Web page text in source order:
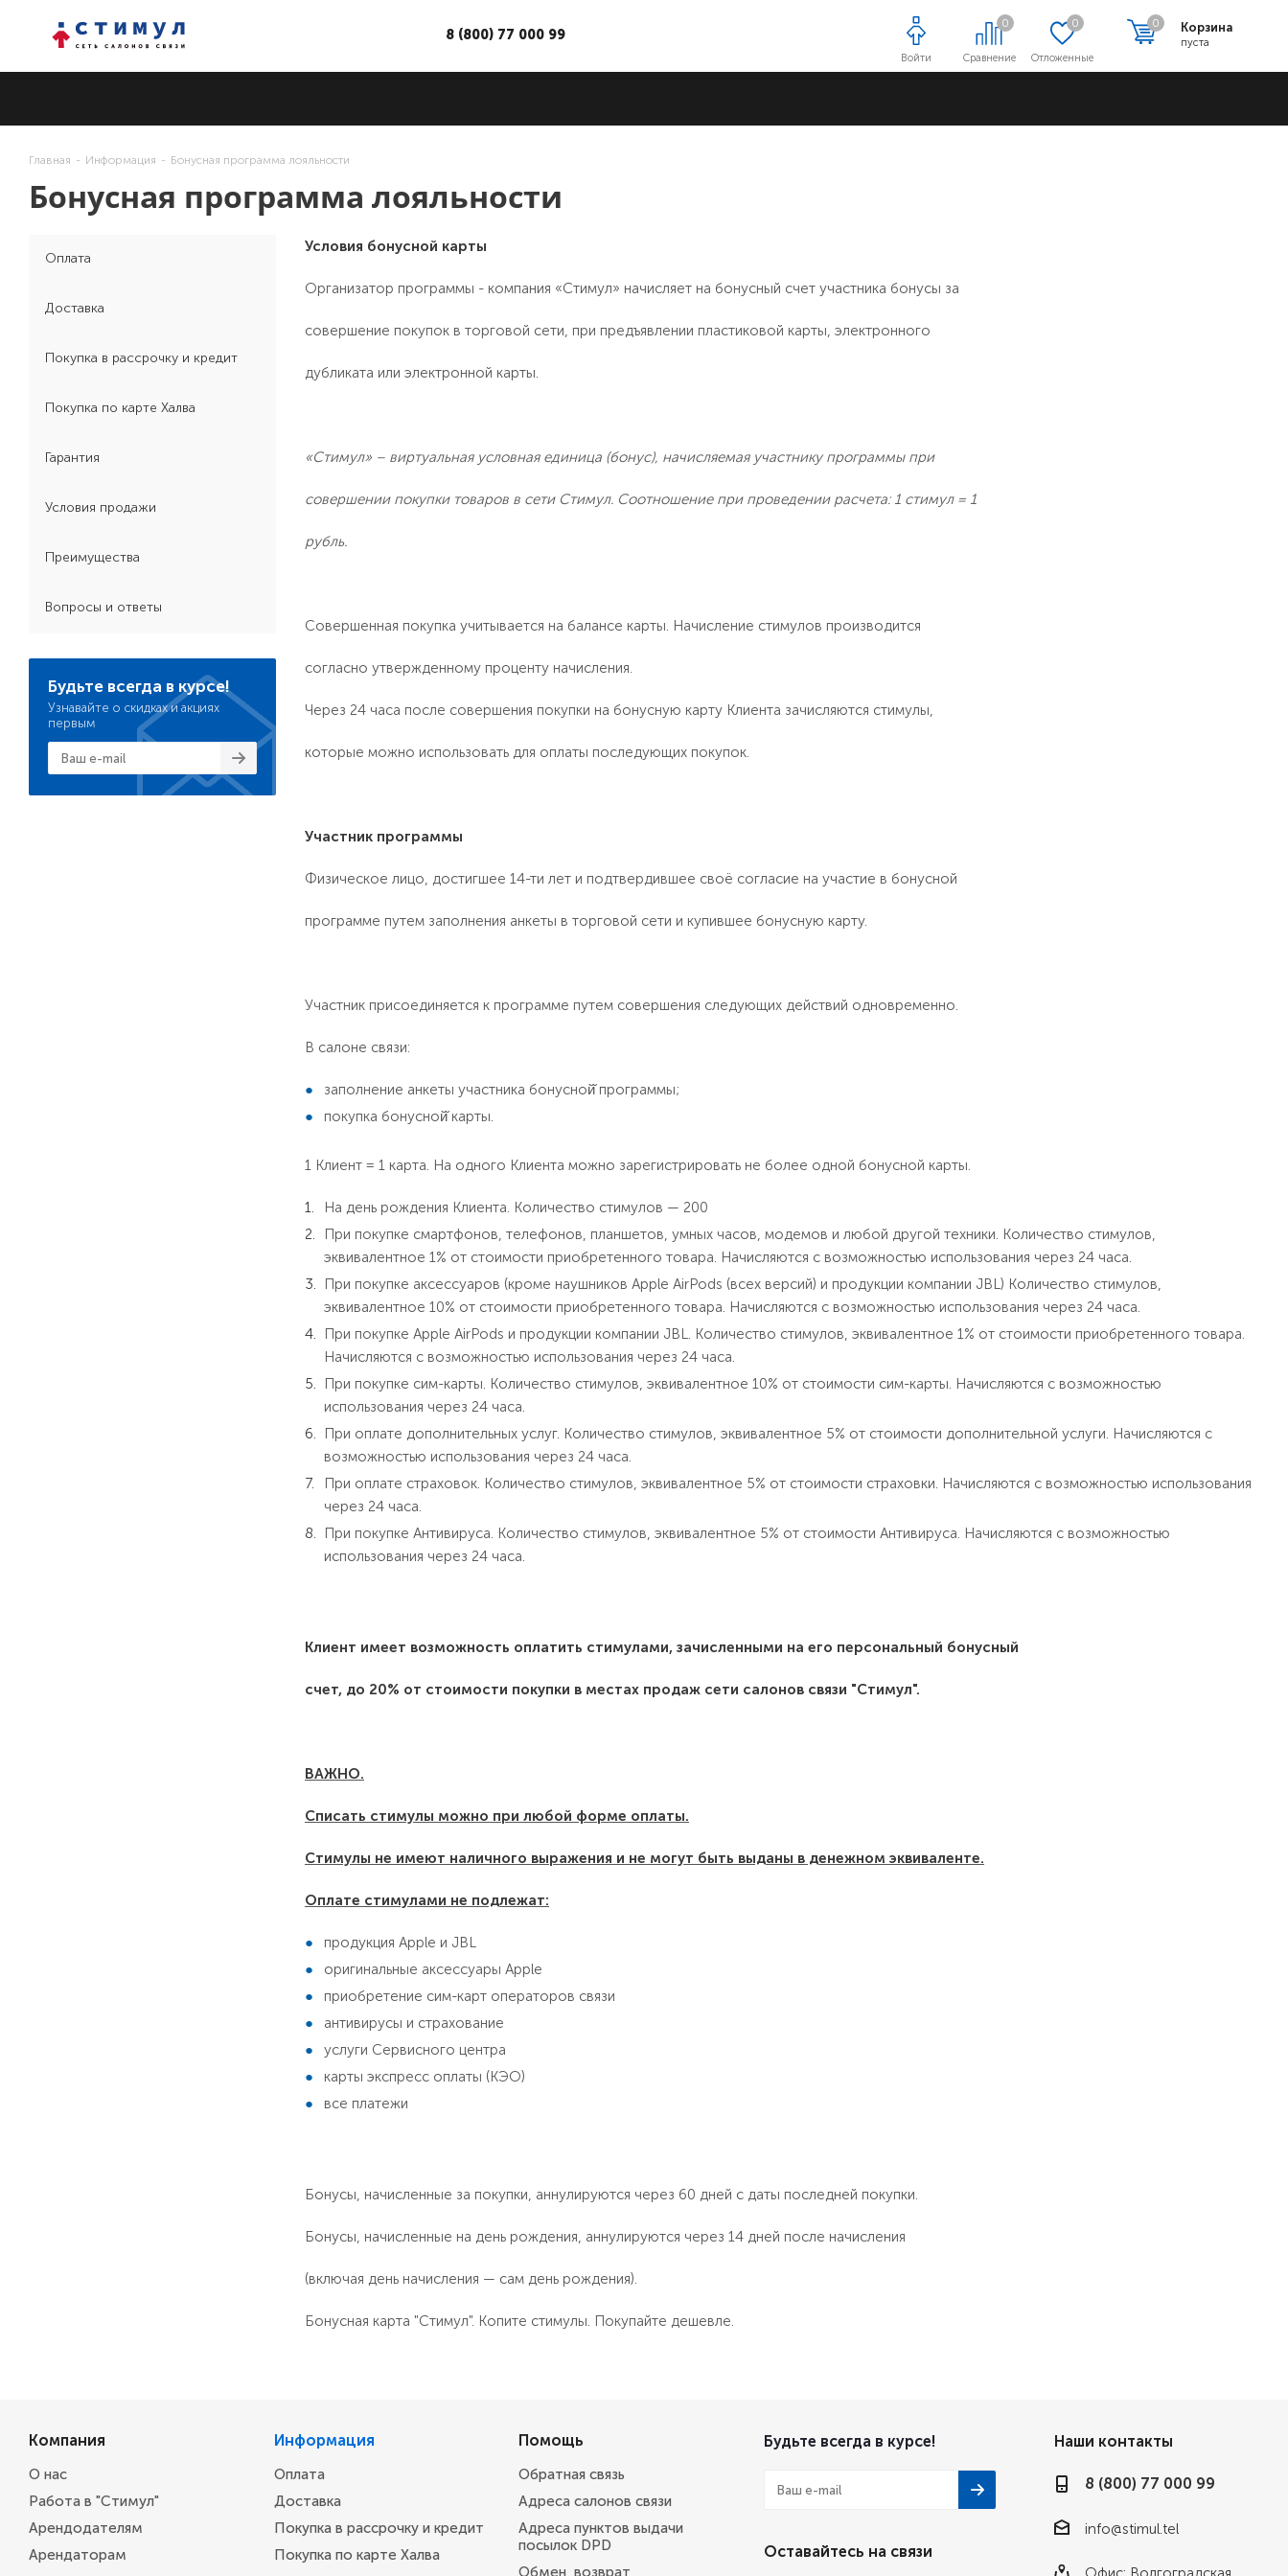
Сравнение
0
Отложенные
0 Корзина
пуста
0
Войти
8 (800) 77 000 99
Главная - Информация - Бонусная программа лояльности
Бонусная программа лояльности
Условия бонусной карты
Организатор программы - компания «Стимул» начисляет на бонусный счет участника бонусы за
совершение покупок в торговой сети, при предъявлении пластиковой карты, электронного
дубликата или электронной карты.
«Стимул» – виртуальная условная единица (бонус), начисляемая участнику программы при
совершении покупки товаров в сети Стимул. Соотношение при проведении расчета: 1 стимул = 1
рубль.
Совершенная покупка учитывается на балансе карты. Начисление стимулов производится
согласно утвержденному проценту начисления.
Через 24 часа после совершения покупки на бонусную карту Клиента зачисляются стимулы,
которые можно использовать для оплаты последующих покупок.
Участник программы
Физическое лицо, достигшее 14-ти лет и подтвердившее своё согласие на участие в бонусной
программе путем заполнения анкеты в торговой сети и купившее бонусную карту.
Участник присоединяется к программе путем совершения следующих действий одновременно.
В салоне связи:
заполнение анкеты участника бонусной̆ программы;
покупка бонусной̆ карты.
1 Клиент = 1 карта. На одного Клиента можно зарегистрировать не более одной бонусной карты.
На день рождения Клиента. Количество стимулов — 200
При покупке смартфонов, телефонов, планшетов, умных часов, модемов и любой другой техники. Количество стимулов,
эквивалентное 1% от стоимости приобретенного товара. Начисляются с возможностью использования через 24 часа.
При покупке аксессуаров (кроме наушников Apple AirPods (всех версий) и продукции компании JBL) Количество стимулов,
эквивалентное 10% от стоимости приобретенного товара. Начисляются с возможностью использования через 24 часа.
При покупке Apple AirPods и продукции компании JBL. Количество стимулов, эквивалентное 1% от стоимости приобретенного товара.
Начисляются с возможностью использования через 24 часа.
При покупке сим-карты. Количество стимулов, эквивалентное 10% от стоимости сим-карты. Начисляются с возможностью
использования через 24 часа.
При оплате дополнительных услуг. Количество стимулов, эквивалентное 5% от стоимости дополнительной услуги. Начисляются с
возможностью использования через 24 часа.
При оплате страховок. Количество стимулов, эквивалентное 5% от стоимости страховки. Начисляются с возможностью использования
через 24 часа.
При покупке Антивируса. Количество стимулов, эквивалентное 5% от стоимости Антивируса. Начисляются с возможностью
использования через 24 часа.
Клиент имеет возможность оплатить стимулами, зачисленными на его персональный бонусный
счет, до 20% от стоимости покупки в местах продаж сети салонов связи "Стимул".
ВАЖНО.
Списать стимулы можно при любой форме оплаты.
Стимулы не имеют наличного выражения и не могут быть выданы в денежном эквиваленте.
Оплате стимулами не подлежат:
продукция Applе и JBL
оригинальные аксессуары Applе
приобретение сим-карт операторов связи
антивирусы и страхование
услуги Сервисного центра
карты экспресс оплаты (КЭО)
все платежи
Бонусы, начисленные за покупки, аннулируются через 60 дней с даты последней покупки.
Бонусы, начисленные на день рождения, аннулируются через 14 дней после начисления
(включая день начисления — сам день рождения).
Бонусная карта "Стимул". Копите стимулы. Покупайте дешевле.
Оплата
Доставка
Покупка в рассрочку и кредит
Покупка по карте Халва
Гарантия
Условия продажи
Преимущества
Вопросы и ответы
Будьте всегда в курсе!
Узнавайте о скидках и акциях
первым
Компания
О нас
Работа в "Стимул"
Арендодателям
Арендаторам
Информация
Оплата
Доставка
Покупка в рассрочку и кредит
Покупка по карте Халва
Помощь
Обратная связь
Адреса салонов связи
Адреса пунктов выдачи
посылок DPD
Обмен, возврат
Будьте всегда в курсе!
Оставайтесь на связи
Наши контакты
8 (800) 77 000 99
info@stimul.tel